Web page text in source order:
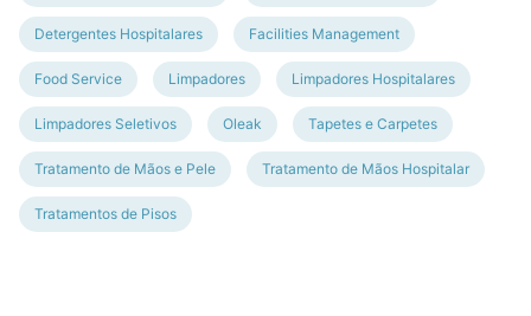
Detergentes Hospitalares Facilities Management
Food Service Limpadores Limpadores Hospitalares
Limpadores Seletivos Oleak Tapetes e Carpetes
Tratamento de Mãos e Pele Tratamento de Mãos Hospitalar
Tratamentos de Pisos